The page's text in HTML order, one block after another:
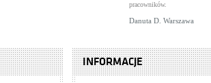
pracowników.
Danuta D. Warszawa
INFORMACJE